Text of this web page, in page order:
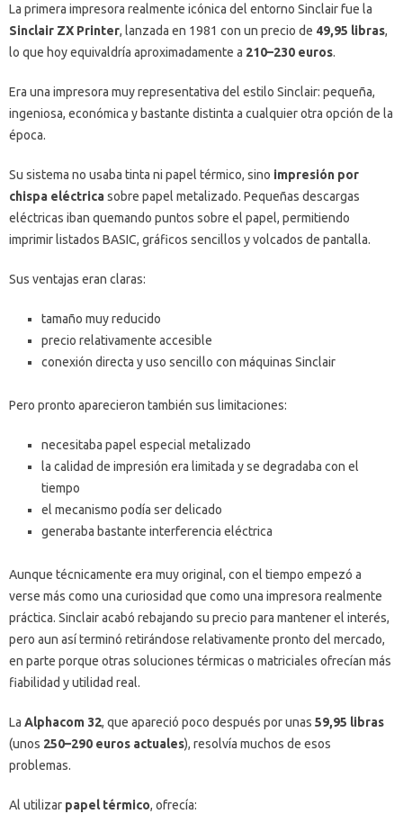
La primera impresora realmente icónica del entorno Sinclair fue la
Sinclair ZX Printer, lanzada en 1981 con un precio de 49,95 libras,
lo que hoy equivaldría aproximadamente a 210–230 euros.
Era una impresora muy representativa del estilo Sinclair: pequeña,
ingeniosa, económica y bastante distinta a cualquier otra opción de la
época.
Su sistema no usaba tinta ni papel térmico, sino impresión por
chispa eléctricasobre papel metalizado. Pequeñas descargas
eléctricas iban quemando puntos sobre el papel, permitiendo
imprimir listados BASIC, gráficos sencillos y volcados de pantalla.
Sus ventajas eran claras:
tamaño muy reducido
precio relativamente accesible
conexión directa y uso sencillo con máquinas Sinclair
Pero pronto aparecieron también sus limitaciones:
necesitaba papel especial metalizado
la calidad de impresión era limitada y se degradaba con el
tiempo
el mecanismo podía ser delicado
generaba bastante interferencia eléctrica
Aunque técnicamente era muy original, con el tiempo empezó a
verse más como una curiosidad que como una impresora realmente
práctica. Sinclair acabó rebajando su precio para mantener el interés,
pero aun así terminó retirándose relativamente pronto del mercado,
en parte porque otras soluciones térmicas o matriciales ofrecían más
fiabilidad y utilidad real.
La Alphacom 32, que apareció poco después por unas 59,95 libras
(unos 250–290 euros actuales), resolvía muchos de esos
problemas.
Al utilizar papel térmico, ofrecía: